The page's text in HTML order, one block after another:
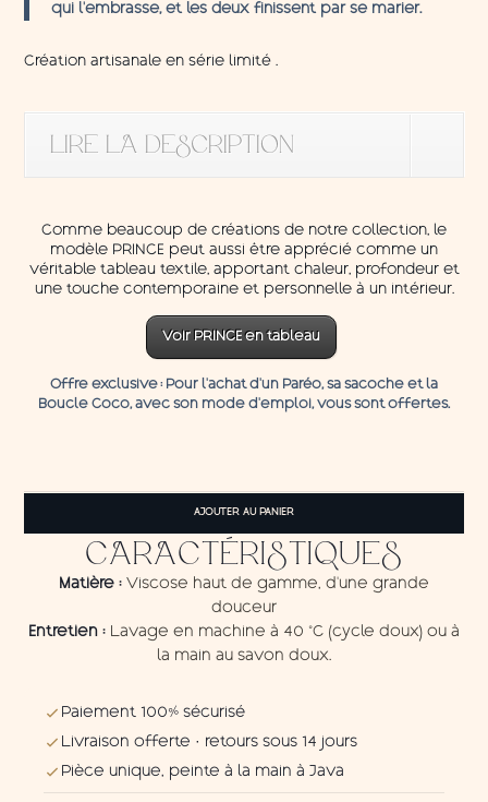
qui l’embrasse, et les deux finissent par se marier.
Création artisanale en série limité .
LIRE LA DESCRIPTION
Comme beaucoup de créations de notre collection, le
modèle PRINCE peut aussi être apprécié comme un
véritable tableau textile, apportant chaleur, profondeur et
une touche contemporaine et personnelle à un intérieur.
Voir PRINCE en tableau
Offre exclusive: Pour l’achat d’un Paréo, sa sacoche et la
Boucle Coco,avec son mode d'emploi, vous sont offertes.
Pareo
Prince
AJOUTER AU PANIER
CARACTÉRISTIQUES
Matière : Viscose haut de gamme, d'une grande
douceur
Entretien : Lavage en machine à 40 °C (cycle doux) ou à
la main au savon doux.
Paiement 100% sécurisé
Livraison offerte · retours sous 14 jours
Pièce unique, peinte à la main à Java